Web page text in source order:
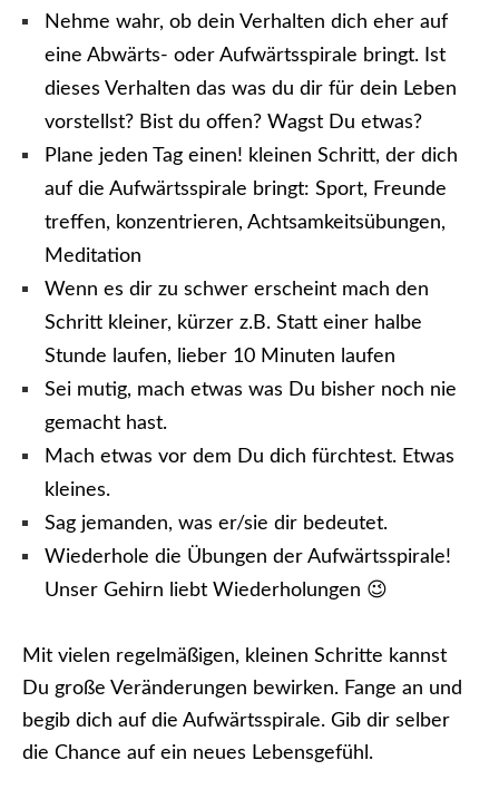
Nehme wahr, ob dein Verhalten dich eher auf
eine Abwärts- oder Aufwärtsspirale bringt. Ist
dieses Verhalten das was du dir für dein Leben
vorstellst? Bist du offen? Wagst Du etwas?
Plane jeden Tag einen! kleinen Schritt, der dich
auf die Aufwärtsspirale bringt: Sport, Freunde
treffen, konzentrieren, Achtsamkeitsübungen,
Meditation
Wenn es dir zu schwer erscheint mach den
Schritt kleiner, kürzer z.B. Statt einer halbe
Stunde laufen, lieber 10 Minuten laufen
Sei mutig, mach etwas was Du bisher noch nie
gemacht hast.
Mach etwas vor dem Du dich fürchtest. Etwas
kleines.
Sag jemanden, was er/sie dir bedeutet.
Wiederhole die Übungen der Aufwärtsspirale!
Unser Gehirn liebt Wiederholungen 😉
Mit vielen regelmäßigen, kleinen Schritte kannst
Du große Veränderungen bewirken. Fange an und
begib dich auf die Aufwärtsspirale. Gib dir selber
die Chance auf ein neues Lebensgefühl.